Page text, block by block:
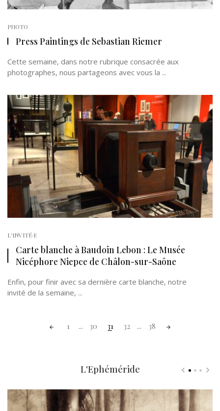
PHOTO
Press Paintings de Sebastian Riemer
Cette semaine, dans notre rubrique consacrée aux
photographes, nous partageons avec vous la ...
L'INVITÉ·E
Carte blanche à Baudoin Lebon : Le Musée
Nicéphore Niepce de Châlon-sur-Saône
Enfin, pour finir avec sa dernière carte blanche, notre
invité de la semaine, ...
1 ... 30 31 32 ... 38
L'Ephéméride